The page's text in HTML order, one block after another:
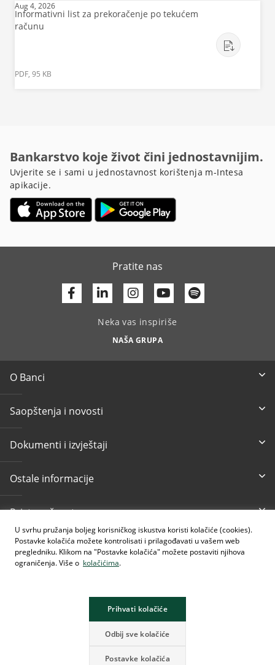
U svrhu pružanja boljeg korisničkog iskustva koristi kolačiće (cookies).
Postavke kolačića možete kontrolisati i prilagođavati u vašem web
pregledniku. Klikom na "Postavke kolačića" možete postaviti njihova
ograničenja. Više o kolačićima.
Prihvati kolačiće
Odbij sve kolačiće
Postavke kolačića
Aug 4, 2026
Informativni list za prekoračenje po tekućem
računu
PDF, 95 KB
Bankarstvo koje život čini jednostavnijim.
Uvjerite se i sami u jednostavnost korištenja m-Intesa
apikacije.
Pratite nas
Facebook
Linkedin Youtube
Neka vas inspiriše
NAŠA GRUPA
O Banci
Saopštenja i novosti
Dokumenti i izvještaji
Ostale informacije
Pristupačnost
Besplatni info telefon
080 020 307
E-mail
info@intesasanpaolobanka.b